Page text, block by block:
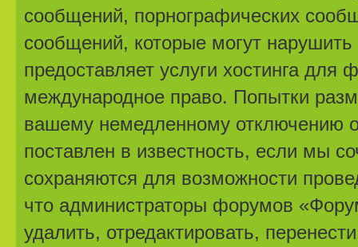
сообщений, порнографических
сообщений, которые могут
предоставляет услуги хостинга
международное право. Попытки
вашему немедленному отключению
поставлен в известность, если мы
сохраняются для возможности
что администраторы форумов
удалить, отредактировать,